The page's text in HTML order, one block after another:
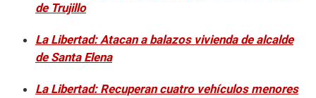
de Trujillo
La Libertad: Atacan a balazos vivienda de alcalde
de Santa Elena
La Libertad: Recuperan cuatro vehículos menores